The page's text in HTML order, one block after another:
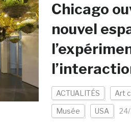
Chicago
nouvel
ACTUALITÉS Art
Musée USA